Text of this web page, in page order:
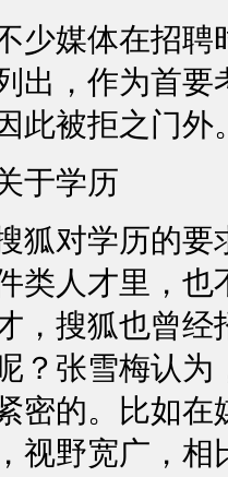
媒体在招聘
出，作为首要
此被拒之门
学历
对学历的要
类人才里，也
，搜狐也曾
？张雪梅认为
密的。比如在
视野宽广，相